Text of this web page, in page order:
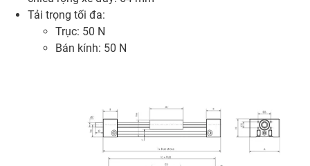
Tải trọng tối đa:
Trục: 50 N
Bán kính: 50 N